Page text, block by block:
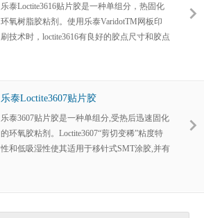
乐泰Loctite3616贴片胶是一种单组分，热固化
环氧树脂胶粘剂。使用乐泰VaridotTM网板印
刷技术时，loctite3616有良好的胶点尺寸和胶点
乐泰Loctite3607贴片胶
乐泰3607贴片胶是一种单组分,受热后迅速固化
的环氧胶粘剂。Loctite3607“剪切变稀”粘度特
性和低吸湿性使其适用于移针式SMT涂胶,并有